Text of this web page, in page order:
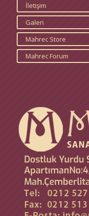
İletişim
Galeri
Mahrec Store
Mahrec Forum